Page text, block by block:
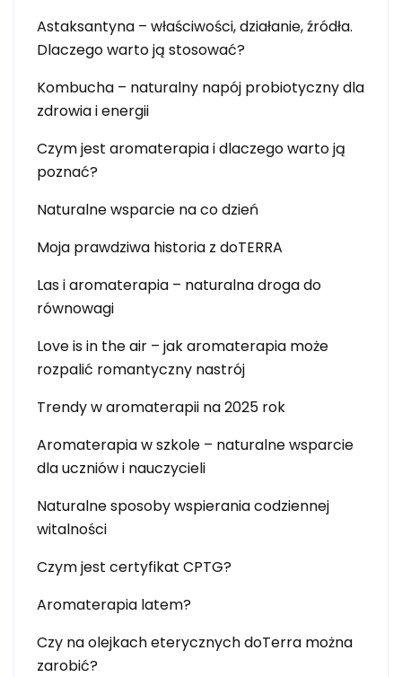
Astaksantyna – właściwości, działanie, źródła.
Dlaczego warto ją stosować?
Kombucha – naturalny napój probiotyczny dla
zdrowia i energii
Czym jest aromaterapia i dlaczego warto ją
poznać?
Naturalne wsparcie na co dzień
Moja prawdziwa historia z doTERRA
Las i aromaterapia – naturalna droga do
równowagi
Love is in the air – jak aromaterapia może
rozpalić romantyczny nastrój
Trendy w aromaterapii na 2025 rok
Aromaterapia w szkole – naturalne wsparcie
dla uczniów i nauczycieli
Naturalne sposoby wspierania codziennej
witalności
Czym jest certyfikat CPTG?
Aromaterapia latem?
Czy na olejkach eterycznych doTerra można
zarobić?